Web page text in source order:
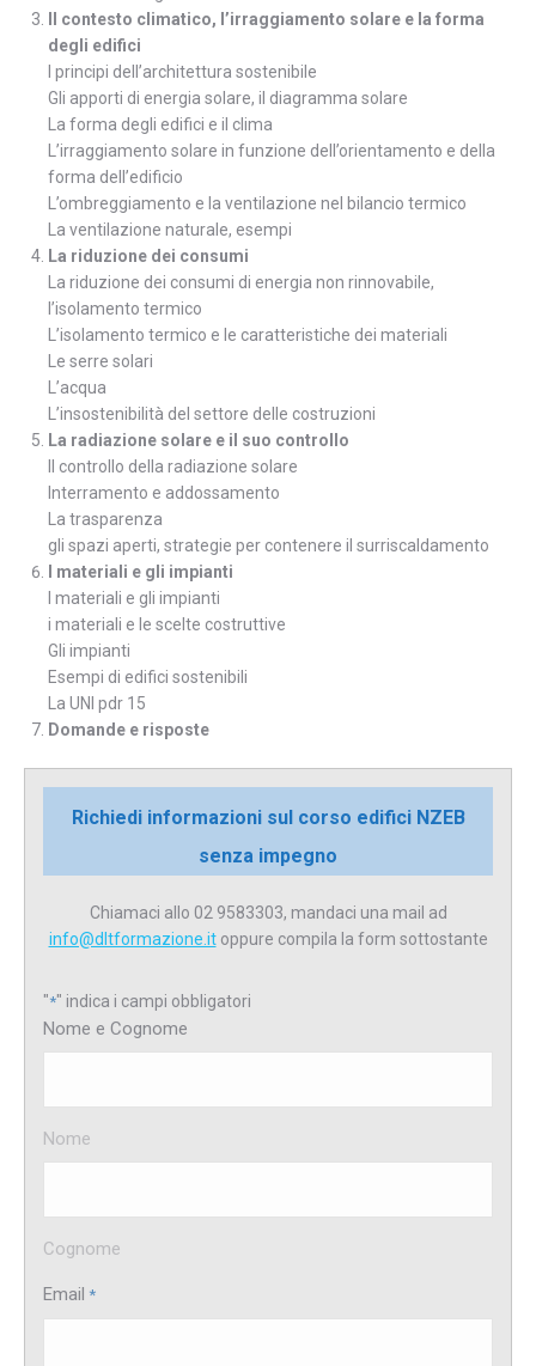
Il contesto climatico, l’irraggiamento solare e la forma
degli edifici
I principi dell’architettura sostenibile
Gli apporti di energia solare, il diagramma solare
La forma degli edifici e il clima
L’irraggiamento solare in funzione dell’orientamento e della
forma dell’edificio
L’ombreggiamento e la ventilazione nel bilancio termico
La ventilazione naturale, esempi
La riduzione dei consumi
La riduzione dei consumi di energia non rinnovabile,
l’isolamento termico
L’isolamento termico e le caratteristiche dei materiali
Le serre solari
L’acqua
L’insostenibilità del settore delle costruzioni
La radiazione solare e il suo controllo
Il controllo della radiazione solare
Interramento e addossamento
La trasparenza
gli spazi aperti, strategie per contenere il surriscaldamento
I materiali e gli impianti
I materiali e gli impianti
i materiali e le scelte costruttive
Gli impianti
Esempi di edifici sostenibili
La UNI pdr 15
Domande e risposte
Richiedi informazioni sul corso edifici NZEB
senza impegno
Chiamaci allo 02 9583303, mandaci una mail ad
info@dltformazione.itoppure compila la form sottostante
"*" indica i campi obbligatori
Nome e Cognome
Nome
Cognome
Email *